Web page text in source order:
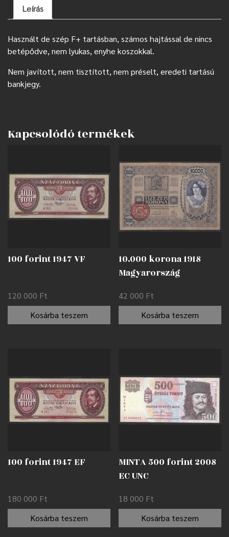
Leírás
Használt de szép F+ tartásban, számos hajtással de nincs
betépődve, nem lyukas, enyhe koszokkal.
Nem javított, nem tisztított, nem préselt, eredeti tartású
bankjegy.
Kapcsolódó termékek
100 forint 1947 VF
120 000 Ft
Kosárba teszem
10.000 korona 1918
Magyarország
42 000 Ft
Kosárba teszem
100 forint 1947 EF
180 000 Ft
Kosárba teszem
MINTA 500 forint 2008
EC UNC
18 000 Ft
Kosárba teszem